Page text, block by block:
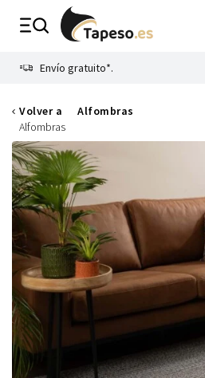
Envío gratuito*.
Volver a
Alfombras
Alfombras